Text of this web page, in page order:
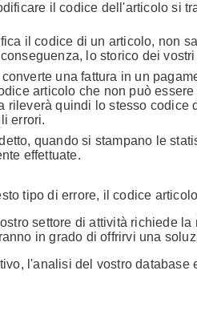
il codice dell'articolo si
il codice di un articolo, non
lo storico dei
una fattura in un
articolo che non può
rileverà quindi lo stesso codice
errori.
quando si stampano le
effettuate.
tipo di errore, il codice
settore di attività richiede
in grado di offrirvi una
l'analisi del vostro